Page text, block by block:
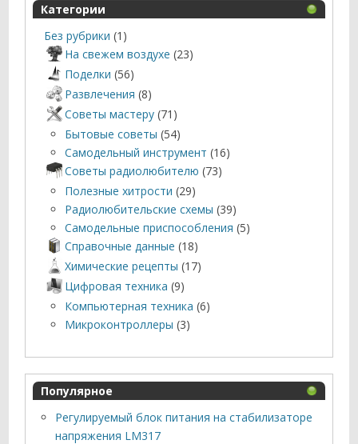
Категории
Без рубрики (1)
На свежем воздухе (23)
Поделки (56)
Развлечения (8)
Советы мастеру (71)
Бытовые советы (54)
Самодельный инструмент (16)
Советы радиолюбителю (73)
Полезные хитрости (29)
Радиолюбительские схемы (39)
Самодельные приспособления (5)
Справочные данные (18)
Химические рецепты (17)
Цифровая техника (9)
Компьютерная техника (6)
Микроконтроллеры (3)
Популярное
Регулируемый блок питания на стабилизаторе
напряжения LM317